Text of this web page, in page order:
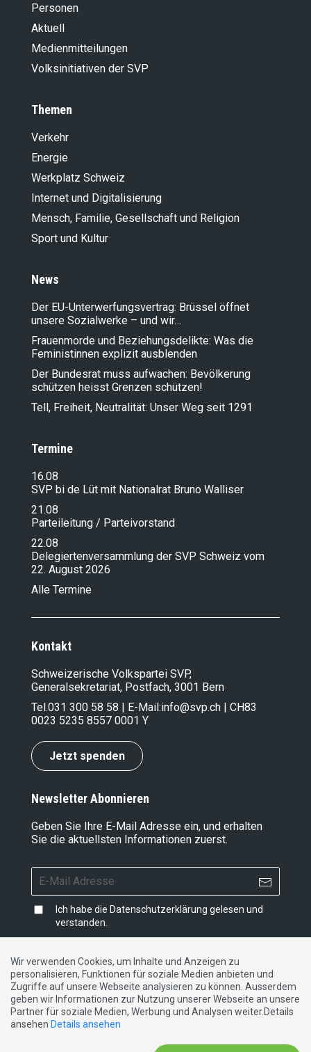
Personen
Aktuell
Medienmitteilungen
Volksinitiativen der SVP
Themen
Verkehr
Energie
Werkplatz Schweiz
Internet und Digitalisierung
Mensch, Familie, Gesellschaft und Religion
Sport und Kultur
News
Der EU-Unterwerfungsvertrag: Brüssel öffnet
unsere Sozialwerke – und wir…
Frauenmorde und Beziehungsdelikte: Was die
Feministinnen explizit ausblenden
Der Bundesrat muss aufwachen: Bevölkerung
schützen heisst Grenzen schützen!
Tell, Freiheit, Neutralität: Unser Weg seit 1291
Termine
16.08
SVP bi de Lüt mit Nationalrat Bruno Walliser
21.08
Parteileitung / Parteivorstand
22.08
Delegiertenversammlung der SVP Schweiz vom
22. August 2026
Alle Termine
Kontakt
Schweizerische Volkspartei SVP,
Generalsekretariat, Postfach, 3001 Bern
Tel.031 300 58 58 | E-Mail:info@svp.ch | CH83
0023 5235 8557 0001 Y
Jetzt spenden
Newsletter Abonnieren
Geben Sie Ihre E-Mail Adresse ein, und erhalten
Sie die aktuellsten Informationen zuerst.
Ich habe die Datenschutzerklärung gelesen und
verstanden.
Impressum|Datenschutzerklärung|Kontakt
DE FR IT
Wir verwenden Cookies, um Inhalte und Anzeigen zu
personalisieren, Funktionen für soziale Medien anbieten und
Zugriffe auf unsere Webseite analysieren zu können. Ausserdem
geben wir Informationen zur Nutzung unserer Webseite an unsere
Partner für soziale Medien, Werbung und Analysen weiter.Details
ansehen Details ansehen